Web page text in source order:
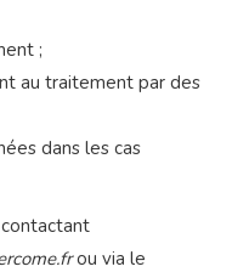
;
au traitement par des
dans les cas
ou via le